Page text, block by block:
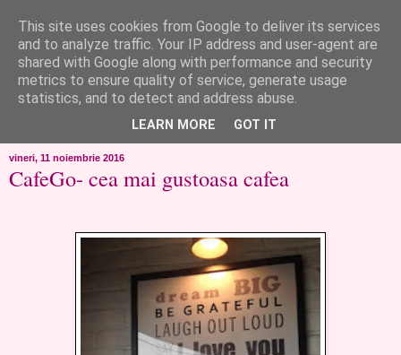
like ?...or not!
..de toate!!!!!..alandala...cum imi trec prin minte..si cum am
chef..incercate pe pielea mea..
vineri, 11 noiembrie 2016
CafeGo- cea mai gustoasa cafea
This site uses cookies from Google to deliver its services
and to analyze traffic. Your IP address and user-agent are
shared with Google along with performance and security
metrics to ensure quality of service, generate usage
statistics, and to detect and address abuse.
LEARN MORE GOT IT